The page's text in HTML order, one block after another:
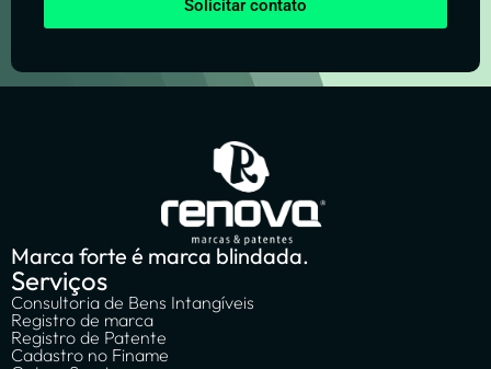
Solicitar contato
Marca forte é marca blindada.
Serviços
Consultoria de Bens Intangíveis
Registro de marca
Registro de Patente
Cadastro no Finame